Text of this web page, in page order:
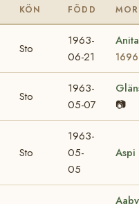
KÖN FÖDD MOR
Sto
1963-
06-21
1696
Sto
1963-
05-07
📷
Sto
1963-
05-
05
Aspi